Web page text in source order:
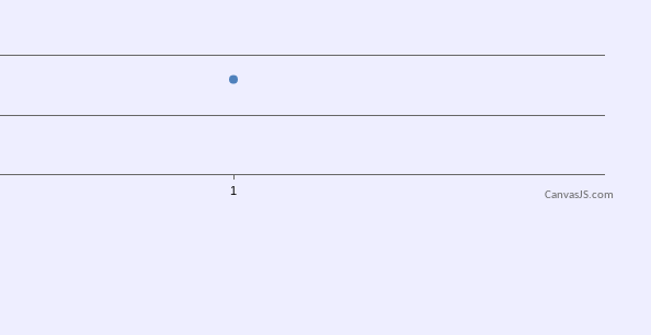
CanvasJS.com